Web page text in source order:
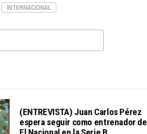
INTERNACIONAL
(ENTREVISTA) Juan Carlos Pérez
espera seguir como entrenador de